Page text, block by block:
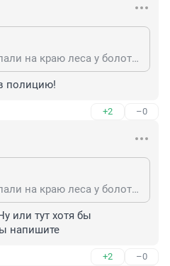
Её скорее всего закопали на краю леса у болота по дороге, что идёт в лес напротив свёртка к СКТБ "Катализатор". В те годы видел такое захоронение, ещё удивился, что большеватое даже для дога или кавказской овчарки. Да и хоронят наверху: там песок. А тут была кромка лес-болото.
полицию!
+2 –0
Её скорее всего закопали на краю леса у болота по дороге, что идёт в лес напротив свёртка к СКТБ "Катализатор". В те годы видел такое захоронение, ещё удивился, что большеватое даже для дога или кавказской овчарки. Да и хоронят наверху: там песок. А тут была кромка лес-болото.
или тут хотя бы
напишите
+2 –0